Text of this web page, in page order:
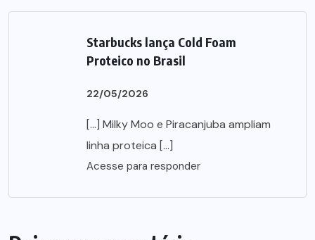
Starbucks lança Cold Foam
Proteico no Brasil
22/05/2026
[…] Milky Moo e Piracanjuba ampliam
linha proteica […]
Acesse para responder